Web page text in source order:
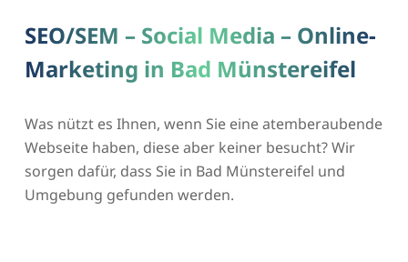
SEO/SEM – Social Media – Online-
Marketing in Bad Münstereifel
Was nützt es Ihnen, wenn Sie eine atemberaubende
Webseite haben, diese aber keiner besucht? Wir
sorgen dafür, dass Sie in Bad Münstereifel und
Umgebung gefunden werden.